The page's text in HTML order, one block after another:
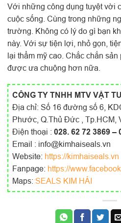
Với những công dụng tuyệt vời
cuộc sống. Cùng trong những
trường. Không có lý do gì bạn
này. Với sự tiện lợi, nhỏ gọn,
lại thẩm mỹ cao. Chắc chắn
được ưa chuộng hơn nữa.
CÔNG TY TNHH MTV VẬT
Địa chỉ: Số 16 đường số 6,
Phước, Q.Thủ Đức , Tp.HCM,
Điện thoại : 028. 62 72 3869 –
Email : info@kimhaiseals.vn
Website: https://kimhaiseals.vn
Fanpage: https://
Maps: SEALS KIM HẢI